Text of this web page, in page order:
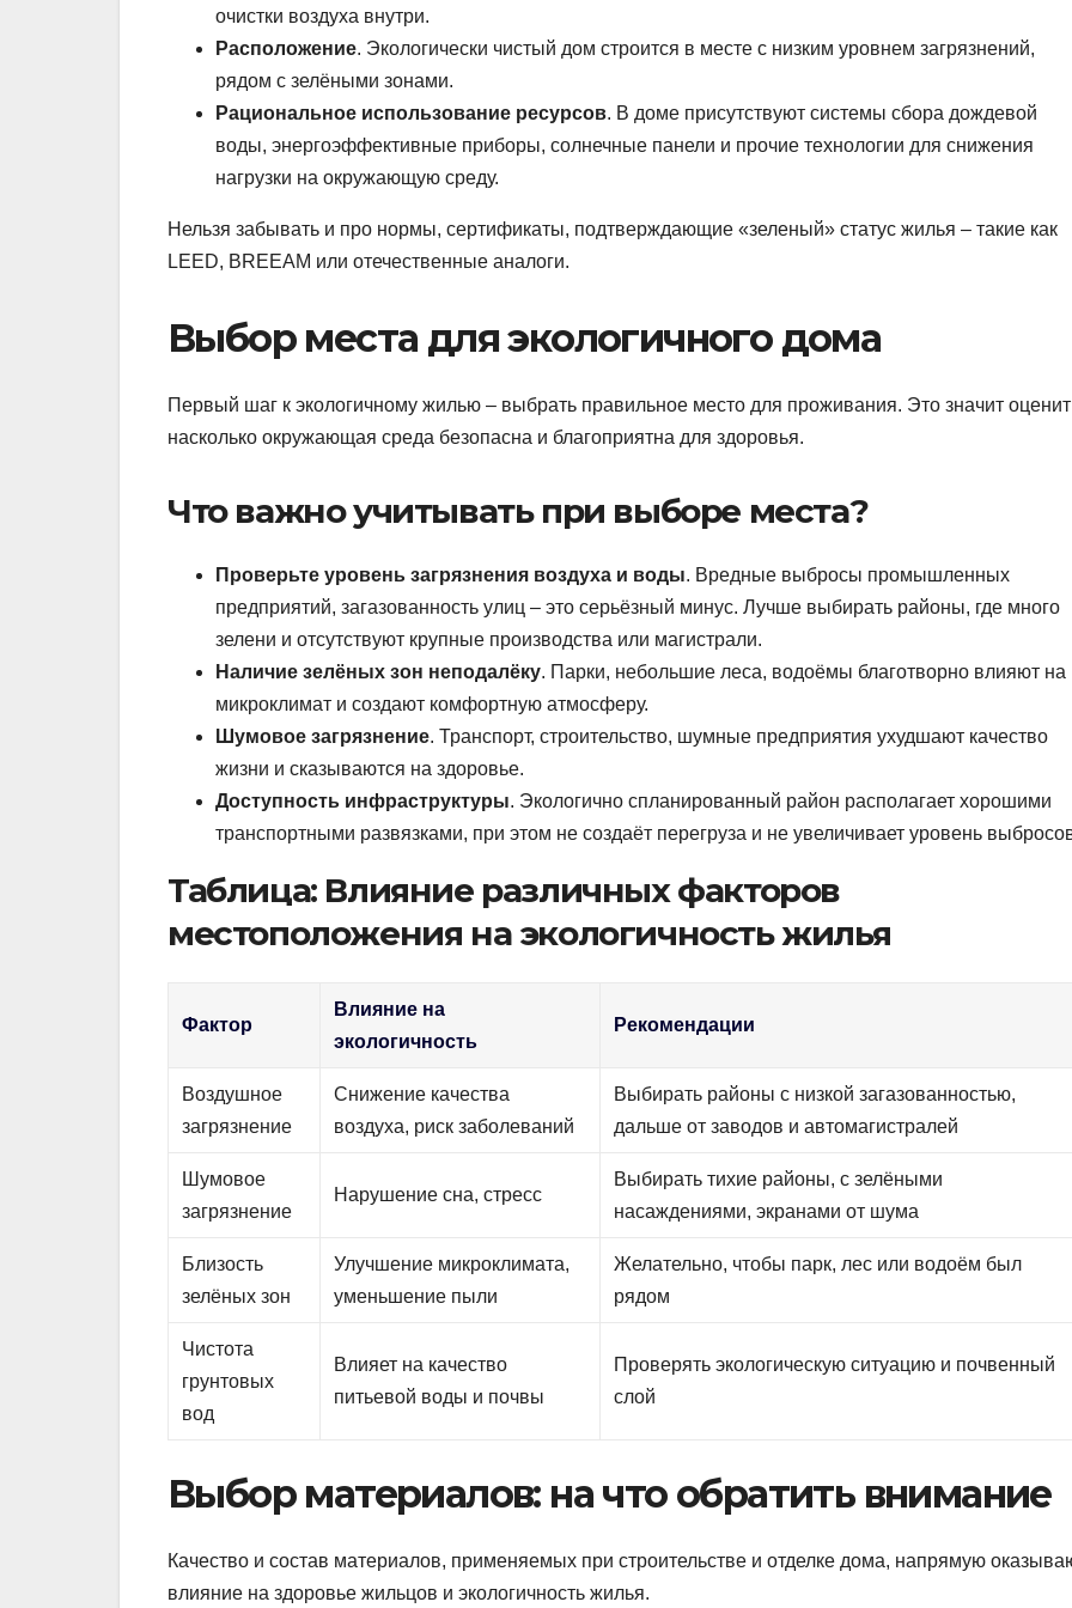
очистки воздуха внутри.
Расположение. Экологически чистый дом строится в месте с низким уровнем загрязнений,
рядом с зелёными зонами.
Рациональное использование ресурсов. В доме присутствуют системы сбора дождевой
воды, энергоэффективные приборы, солнечные панели и прочие технологии для снижения
нагрузки на окружающую среду.
Нельзя забывать и про нормы, сертификаты, подтверждающие «зеленый» статус жилья – такие как
LEED, BREEAM или отечественные аналоги.
Выбор места для экологичного дома
Первый шаг к экологичному жилью – выбрать правильное место для проживания. Это значит
насколько окружающая среда безопасна и благоприятна для здоровья.
Что важно учитывать при выборе места?
Проверьте уровень загрязнения воздуха и воды. Вредные выбросы промышленных
предприятий, загазованность улиц – это серьёзный минус. Лучше выбирать районы, где много
зелени и отсутствуют крупные производства или магистрали.
Наличие зелёных зон неподалёку. Парки, небольшие леса, водоёмы благотворно влияют на
микроклимат и создают комфортную атмосферу.
Шумовое загрязнение. Транспорт, строительство, шумные предприятия ухудшают качество
жизни и сказываются на здоровье.
Доступность инфраструктуры. Экологично спланированный район располагает хорошими
транспортными развязками, при этом не создаёт перегруза и не увеличивает уровень
Таблица: Влияние различных факторов
местоположения на экологичность жилья
Фактор
Влияние на
экологичность
Рекомендации
Воздушное
загрязнение
Снижение качества
воздуха, риск заболеваний
Выбирать районы с низкой загазованностью,
дальше от заводов и автомагистралей
Шумовое
загрязнение
Нарушение сна, стресс
Выбирать тихие районы, с зелёными
насаждениями, экранами от шума
Близость
зелёных зон
Улучшение микроклимата,
уменьшение пыли
Желательно, чтобы парк, лес или водоём был
рядом
Чистота
грунтовых
вод
Влияет на качество
питьевой воды и почвы
Проверять экологическую ситуацию и почвенный
слой
Выбор материалов: на что обратить внимание
Качество и состав материалов, применяемых при строительстве и отделке дома, напрямую
влияние на здоровье жильцов и экологичность жилья.